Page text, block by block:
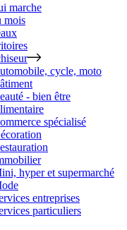
marche
mois
cycle, moto
- bien être
spécialisé
hyper et supermarché
entreprises
particuliers